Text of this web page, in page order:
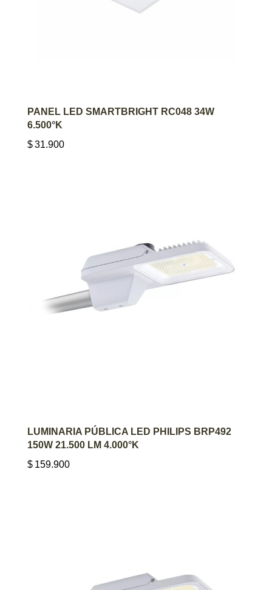
AGREGAR AL CARRITO
PANEL LED SMARTBRIGHT RC048 34W
6.500°K
$31.900
AGREGAR AL CARRITO
LUMINARIA PÚBLICA LED PHILIPS BRP492
150W 21.500 LM 4.000°K
$ 159.900